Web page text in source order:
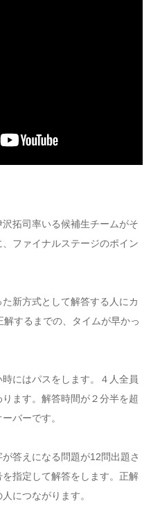
拓司率いる候補生チームがそ
ファイナルステージのポイン
新方式として解答する人にカ
するまでの、タイムが早かっ
にはパスをします。４人全員
ます。解答時間が２分半を超
バーです。
答えになる問題が12問出題さ
指定して解答をします。正解
につながります。